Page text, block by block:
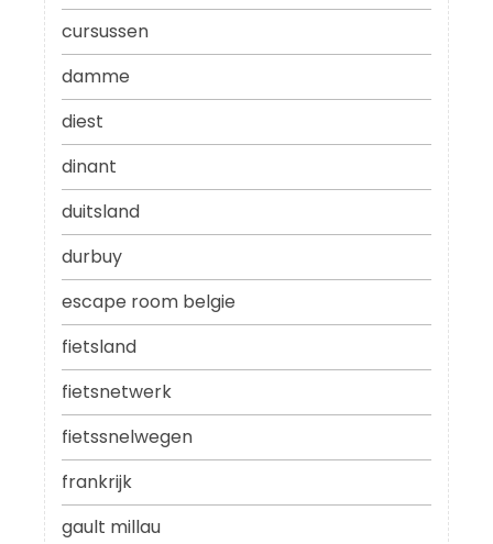
cursussen
damme
diest
dinant
duitsland
durbuy
escape room belgie
fietsland
fietsnetwerk
fietssnelwegen
frankrijk
gault millau